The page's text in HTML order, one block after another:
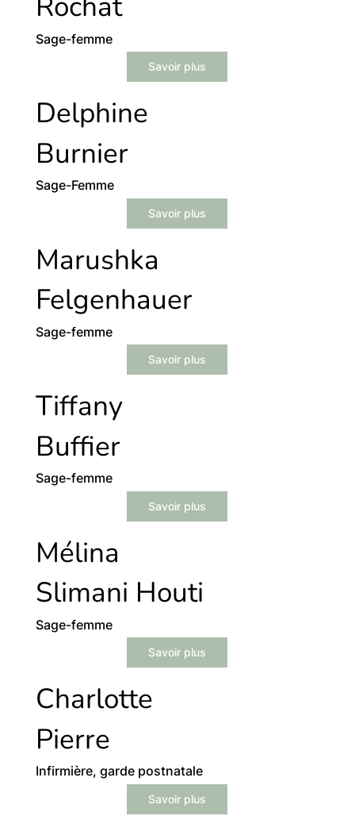
Sage-femme
Savoir plus
Delphine
Burnier
Sage-Femme
Savoir plus
Marushka
Felgenhauer
Sage-femme
Savoir plus
Tiffany
Buffier
Sage-femme
Savoir plus
Mélina
Slimani Houti
Sage-femme
Savoir plus
Charlotte
Pierre
Infirmière, garde postnatale
Savoir plus